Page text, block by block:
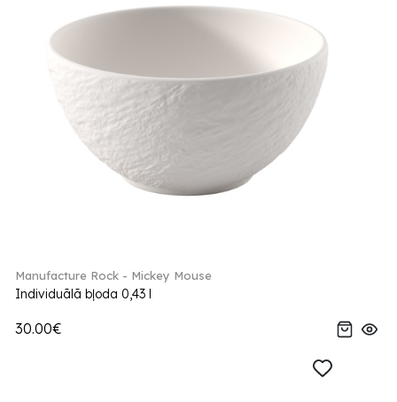
Manufacture Rock - Mickey Mouse
Individuālā bļoda 0,43 l
30.00€